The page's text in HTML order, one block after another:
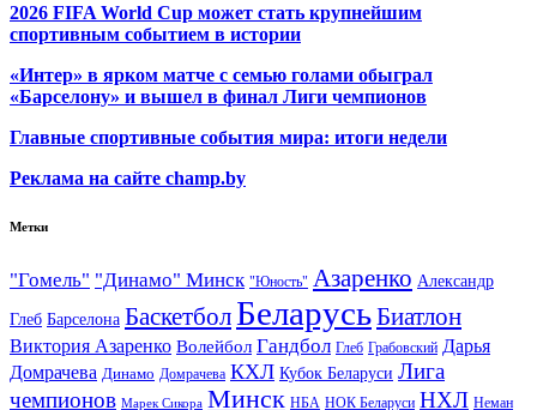
2026 FIFA World Cup может стать крупнейшим
спортивным событием в истории
«Интер» в ярком матче с семью голами обыграл
«Барселону» и вышел в финал Лиги чемпионов
Главные спортивные события мира: итоги недели
Реклама на сайте champ.by
Метки
"Гомель" "Динамо" Минск "Юность" Азаренко Александр
Глеб Барселона Баскетбол БеларусьБиатлон
Виктория Азаренко Волейбол Гандбол Глеб Грабовский Дарья
Домрачева Динамо Домрачева КХЛ Кубок Беларуси Лига
чемпионов Марек Сикора Минск НБА НОК Беларуси НХЛ Неман